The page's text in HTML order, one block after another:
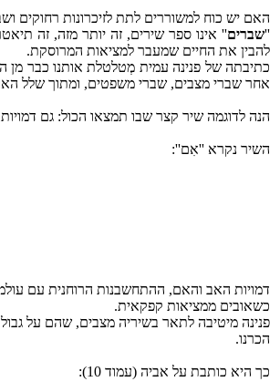
האם יש כוח למשוררים לתת לזיכרונות רחוקים
''שברים'' אינו ספר שירים, זה יותר מזה, זה
להבין את החיים שמעבר למציאות המרוסקת.
כתיבתה של פנינה עמית מְטלטלת אותנו כבר
אחר שברי מצבים, שברי משפטים, ומתוך שלל
הנה לדוגמה שיר קצר שבו תמצאו הכול: גם
השיר נקרא ''אִם'':
דמויות האב והאם, ההתחשבנות הרוחנית עם
כשאובים ממציאות קפקאית.
פנינה מיטיבה לתאר בשיריה מצבים, שהם על
הכרנו.
כך היא כותבת על אביה (עמוד 10):